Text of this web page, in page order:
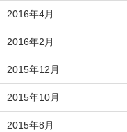
2016年4月
2016年2月
2015年12月
2015年10月
2015年8月